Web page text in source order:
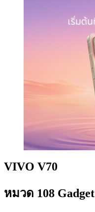
VIVO V70
หมวด 108 Gadget